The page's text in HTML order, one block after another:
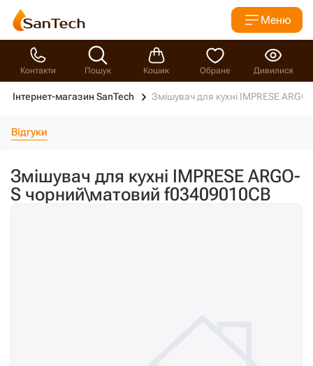
Меню
Контакти Пошук Кошик Обране Дивилися
Інтернет-магазин SanTech Змішувач для кухні IMPRESE
Відгуки
Змішувач для кухні IMPRESE ARGO-
S чорний\матовий f03409010CB